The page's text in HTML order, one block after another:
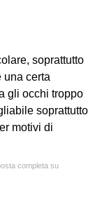
soprattutto
una certa
gli occhi troppo
soprattutto
motivi di
completa su